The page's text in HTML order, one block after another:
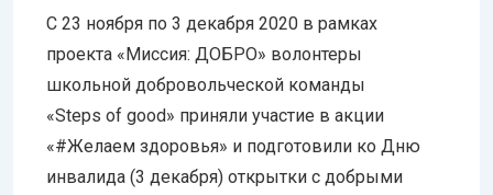
С 23 ноября по 3 декабря 2020 в рамках
проекта «Миссия: ДОБРО» волонтеры
школьной добровольческой команды
«Steps of good» приняли участие в акции
«#Желаем здоровья» и подготовили ко Дню
инвалида (3 декабря) открытки с добрыми